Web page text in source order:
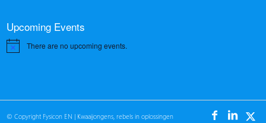
Upcoming Events
Notice There are no upcoming events.
© Copyright Fysicon EN | Kwaaijongens , rebels in oplossingen